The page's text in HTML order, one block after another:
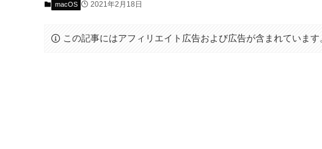
macOS 2021年2月18日
この記事にはアフィリエイト広告および広告が含まれています